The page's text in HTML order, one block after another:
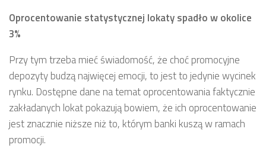
Oprocentowanie statystycznej lokaty spadło w okolice
3%
Przy tym trzeba mieć świadomość, że choć promocyjne
depozyty budzą najwięcej emocji, to jest to jedynie wycinek
rynku. Dostępne dane na temat oprocentowania faktycznie
zakładanych lokat pokazują bowiem, że ich oprocentowanie
jest znacznie niższe niż to, którym banki kuszą w ramach
promocji.